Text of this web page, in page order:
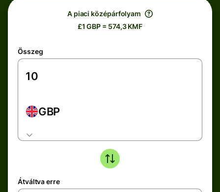
A piaci középárfolyam
£1 GBP = 574,3 KMF
Összeg
GBP
Átváltva erre